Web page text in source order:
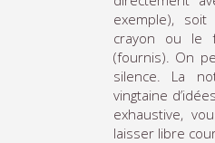
exemple),
crayon ou le
(fournis). On
silence. La
vingtaine
exhaustive,
laisser libre